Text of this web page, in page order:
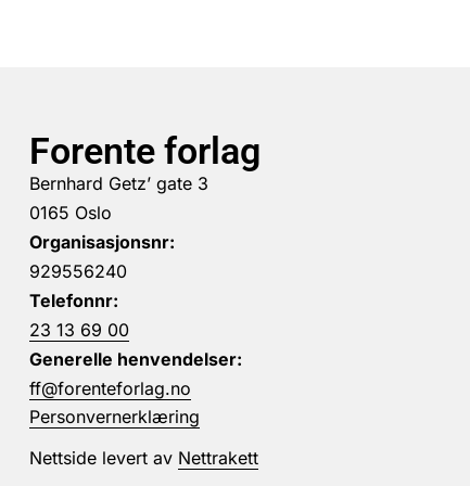
Forente forlag
Bernhard Getz’ gate 3
0165 Oslo
Organisasjonsnr:
929556240
Telefonnr:
23 13 69 00
Generelle henvendelser:
ff@forenteforlag.no
Personvernerklæring
Nettside levert av Nettrakett